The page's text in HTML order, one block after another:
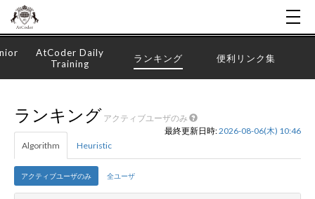
AtCoder Daily
Training
ランキング 便利リンク集
ランキング アクティブユーザのみ
最終更新日時:2026-08-06(木) 10:46
Algorithm
Heuristic
アクティブユーザのみ 全ユーザ